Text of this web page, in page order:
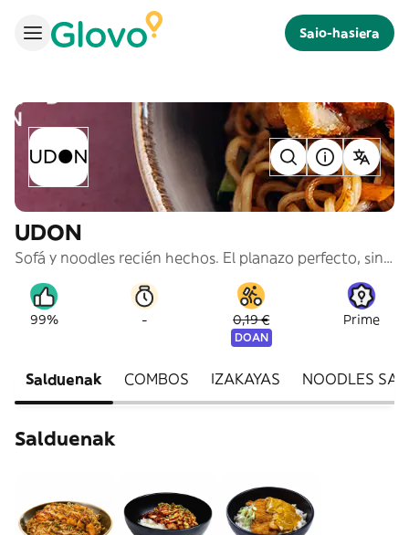
Saio-hasiera
UDON
Sofá y noodles recién hechos. El planazo perfecto, sin culpa.
99% - 0,19 €
DOAN
Prime
Salduenak COMBOS IZAKAYAS NOODLES
Salduenak